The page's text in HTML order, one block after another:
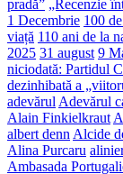
pradă” „Recenzie
1 Decembrie 100
viață 110 ani de la
2025 31 august 9
niciodată: Partidul
dezinhibată a
adevărul Adevărul
Alain Finkielkraut
albert denn Alcide
Alina Purcaru
Ambasada